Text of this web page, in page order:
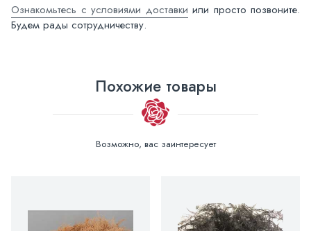
Ознакомьтесь с условиями доставки или просто позвоните.
Будем рады сотрудничеству.
Похожие товары
Возможно, вас заинтересует